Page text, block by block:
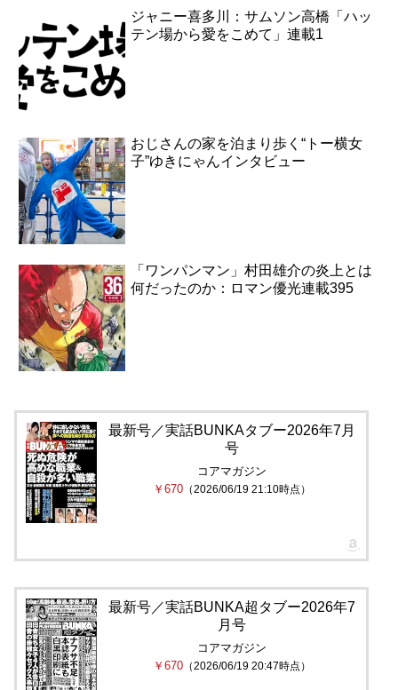
ジャニー喜多川：サムソン高橋「ハッ
テン場から愛をこめて」連載1
おじさんの家を泊まり歩く“トー横女
子”ゆきにゃんインタビュー
「ワンパンマン」村田雄介の炎上とは
何だったのか：ロマン優光連載395
最新号／実話BUNKAタブー2026年7月
号
コアマガジン
￥670 （2026/06/19 21:10時点）
最新号／実話BUNKA超タブー2026年7
月号
コアマガジン
￥670 （2026/06/19 20:47時点）